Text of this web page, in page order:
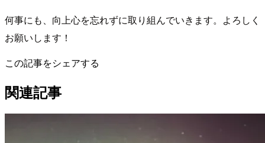
何事にも、向上心を忘れずに取り組んでいきます。よろしく
お願いします！
この記事をシェアする
関連記事